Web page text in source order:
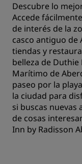
Descubre lo
Accede
de interés de la
casco antiguo de
tiendas y
belleza de
Marítimo de
paseo por la
la ciudad para
si buscas
de cosas
Inn by Radisson